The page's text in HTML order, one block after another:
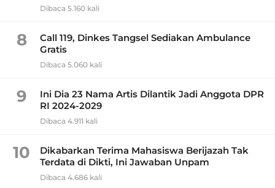
Dibaca 5.160 kali
8
Call 119, Dinkes Tangsel Sediakan Ambulance
Gratis
Dibaca 5.060 kali
9
Ini Dia 23 Nama Artis Dilantik Jadi Anggota DPR
RI 2024-2029
Dibaca 4.911 kali
10
Dikabarkan Terima Mahasiswa Berijazah Tak
Terdata di Dikti, Ini Jawaban Unpam
Dibaca 4.686 kali